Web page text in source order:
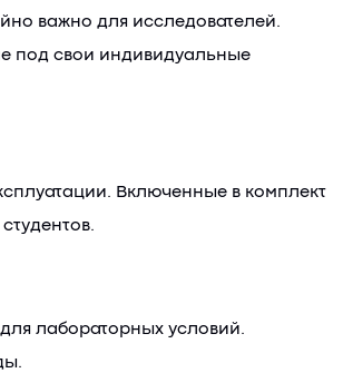
важно для исследователей.
под свои индивидуальные
Включенные в комплект
лабораторных условий.